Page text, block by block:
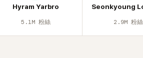
Hyram Yarbro
5.1M 粉絲
Seonkyoung
2.9M 粉絲